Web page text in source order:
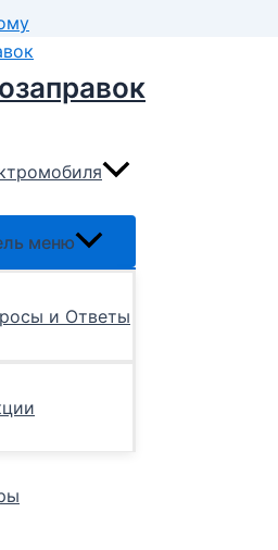
меню
и Ответы